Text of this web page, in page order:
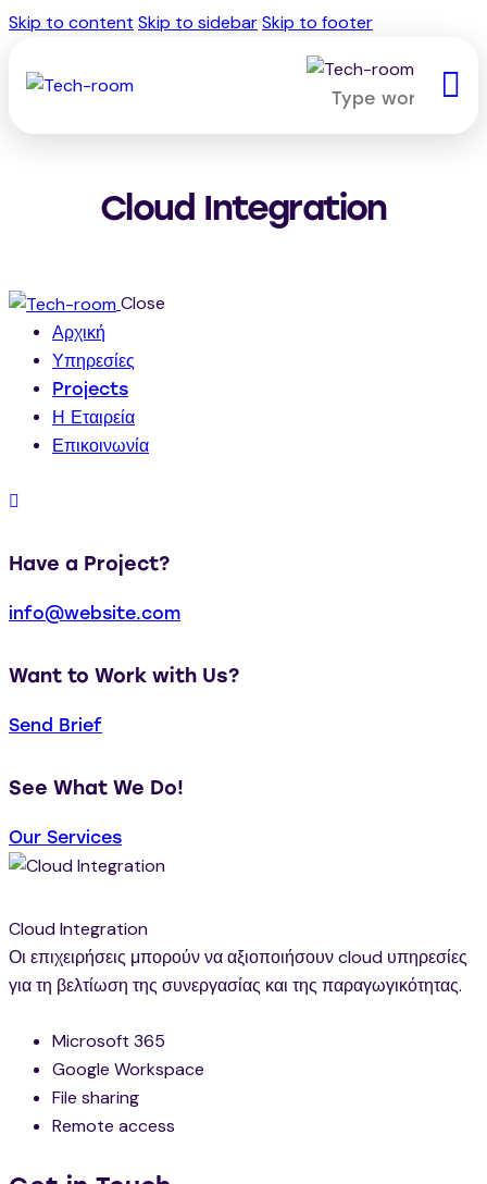
Skip to content Skip to sidebarSkip to footer
Cloud Integration
Close
Αρχική
Υπηρεσίες
Projects
Η Εταιρεία
Επικοινωνία
Have a Project?
info@website.com
Want to Work with Us?
Send Brief
See What We Do!
Our Services
Cloud Integration
Οι επιχειρήσεις μπορούν να αξιοποιήσουν cloud υπηρεσίες
για τη βελτίωση της συνεργασίας και της παραγωγικότητας.
Microsoft 365
Google Workspace
File sharing
Remote access